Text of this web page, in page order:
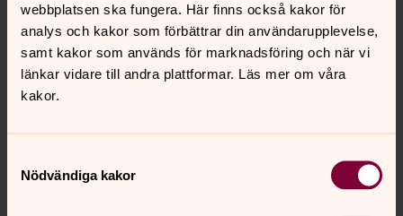
webbplatsen ska fungera. Här finns också kakor för
analys och kakor som förbättrar din användarupplevelse,
samt kakor som används för marknadsföring och när vi
länkar vidare till andra plattformar. Läs mer om våra
kakor.
Nödvändiga kakor
The Church of Sweden and the Sami - a White Paper
Project(PDF, 12 pages)
Download the English version of the
White Paper Project